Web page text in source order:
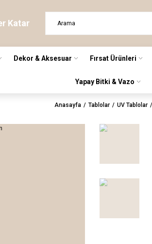
Katar
Dekor & Aksesuar Fırsat Ürünleri
Yapay Bitki & Vazo
Anasayfa Tablolar UV Tablolar